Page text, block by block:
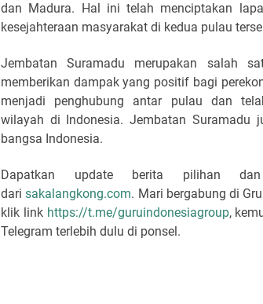
dan Madura. Hal ini telah menciptakan
kesejahteraan masyarakat di kedua pulau
Jembatan Suramadu merupakan salah
memberikan dampak yang positif bagi
menjadi penghubung antar pulau dan
wilayah di Indonesia. Jembatan Suramadu
bangsa Indonesia.
Dapatkan update berita pilihan
darisakalangkong.com. Mari bergabung di
klik link https://t.me/guruindonesiagroup,
Telegram terlebih dulu di ponsel.